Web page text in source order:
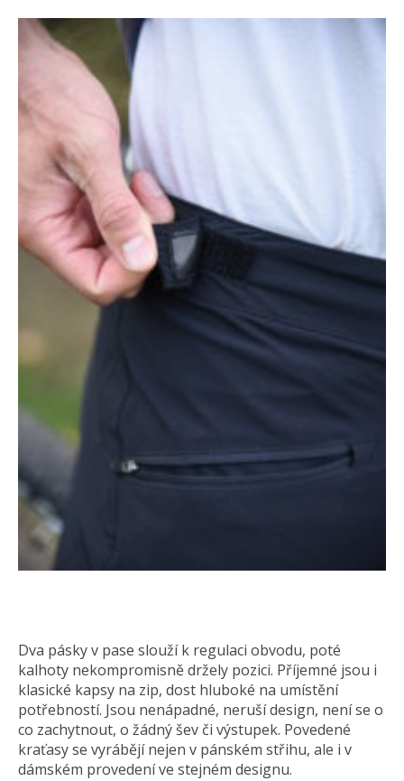
Dva pásky v pase slouží k regulaci obvodu, poté
kalhoty nekompromisně držely pozici. Příjemné jsou i
klasické kapsy na zip, dost hluboké na umístění
potřebností. Jsou nenápadné, neruší design, není se o
co zachytnout, o žádný šev či výstupek. Povedené
kraťasy se vyrábějí nejen v pánském střihu, ale i v
dámském provedení ve stejném designu.